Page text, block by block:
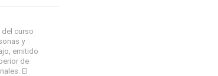
del curso
y
emitido
de
El